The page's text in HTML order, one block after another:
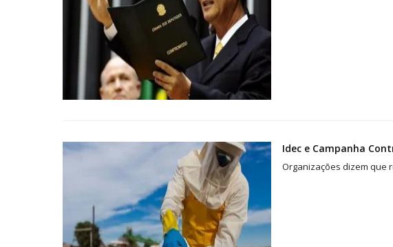
Idec e Campanha
Organizações dizem que